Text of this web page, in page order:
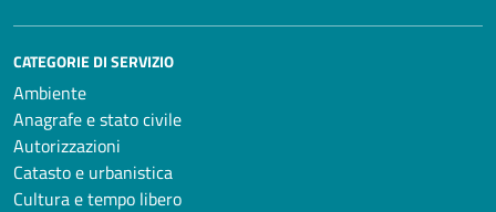
CATEGORIE DI SERVIZIO
Ambiente
Anagrafe e stato civile
Autorizzazioni
Catasto e urbanistica
Cultura e tempo libero